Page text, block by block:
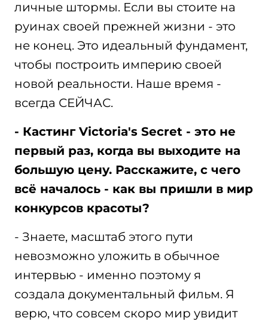
личные штормы. Если вы стоите на
руинах своей прежней жизни - это
не конец. Это идеальный фундамент,
чтобы построить империю своей
новой реальности. Наше время -
всегда СЕЙЧАС.
- Кастинг Victoria's Secret - это не
первый раз, когда вы выходите на
большую цену. Расскажите, с чего
всё началось - как вы пришли в мир
конкурсов красоты?
- Знаете, масштаб этого пути
невозможно уложить в обычное
интервью - именно поэтому я
создала документальный фильм. Я
верю, что совсем скоро мир увидит